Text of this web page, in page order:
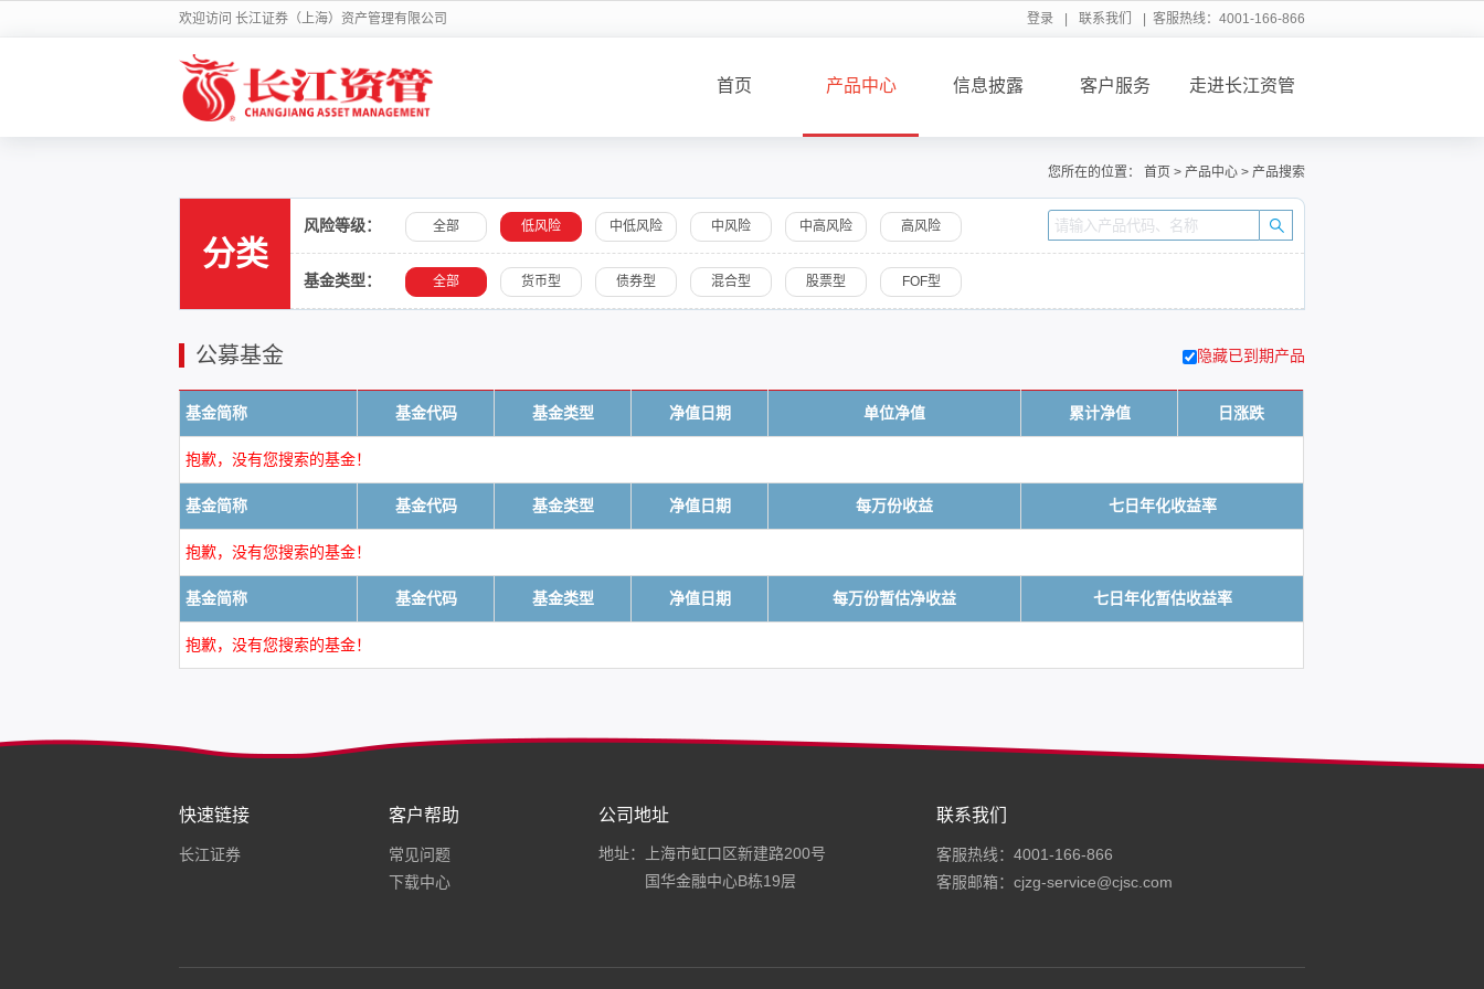
欢迎访问 长江证券（上海）资产管理有限公司 登录 联系我们 | 客服热线：4001-166-866
首页 产品中心 信息披露 客户服务 走进长江资管
您所在的位置： 首页 > 产品中心 > 产品搜索
分类
风险等级： 全部 低风险 中低风险 中风险 中高风险 高风险
基金类型： 全部 货币型 债券型 混合型 股票型 FOF型
公募基金 隐藏已到期产品
基金简称 基金代码 基金类型 净值日期 单位净值 累计净值 日涨跌
抱歉，没有您搜索的基金！
基金简称 基金代码 基金类型 净值日期 每万份收益 七日年化收益率
抱歉，没有您搜索的基金！
基金简称 基金代码 基金类型 净值日期 每万份暂估净收益 七日年化暂估收益率
抱歉，没有您搜索的基金！
快速链接
长江证券
客户帮助
常见问题
下载中心
公司地址
地址：上海市虹口区新建路200号
国华金融中心B栋19层
联系我们
客服热线：4001-166-866
客服邮箱：cjzg-service@cjsc.com